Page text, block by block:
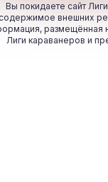
Вы покидаете сайт
внешних
размещённая
Лиги караванеров и